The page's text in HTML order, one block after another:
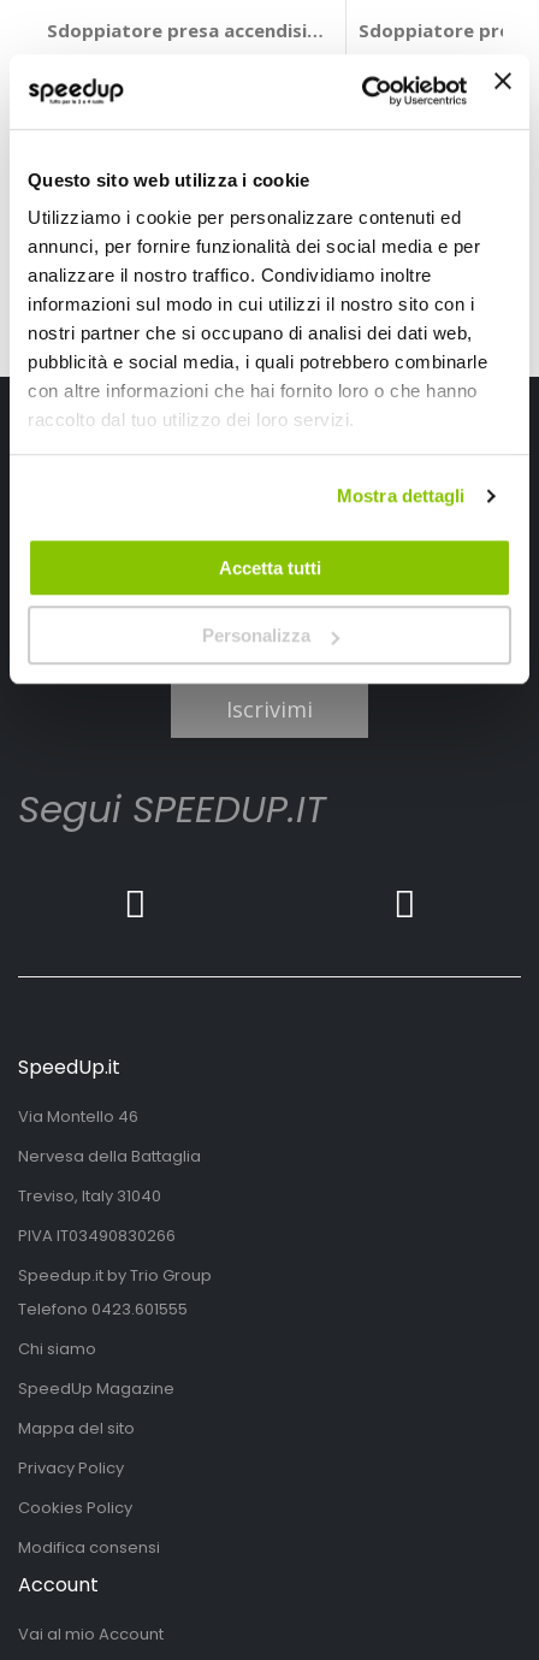
Questo sito web utilizza i cookie
Utilizziamo i cookie per personalizzare contenuti ed
annunci, per fornire funzionalità dei social media e per
analizzare il nostro traffico. Condividiamo inoltre
informazioni sul modo in cui utilizzi il nostro sito con i
nostri partner che si occupano di analisi dei dati web,
pubblicità e social media, i quali potrebbero combinarle
con altre informazioni che hai fornito loro o che hanno
raccolto dal tuo utilizzo dei loro servizi.
Mostra dettagli
Accetta tutti
Personalizza
Sdoppiatore presa accendisigari con USB 3 socket + 1
NOVAK
12V
6,95 €
CONSEGNA IN 48H
Sdoppiatore presa
NOVAK
Led Blue 12/24V
8,95 €
Iscriviti alla newsletter Speedup
Iscrivimi
Segui SPEEDUP.IT
SpeedUp.it
Via Montello 46
Nervesa della Battaglia
Treviso, Italy 31040
PIVA IT03490830266
Speedup.it by Trio Group
Telefono 0423.601555
Chi siamo
SpeedUp Magazine
Mappa del sito
Privacy Policy
Cookies Policy
Modifica consensi
Account
Vai al mio Account